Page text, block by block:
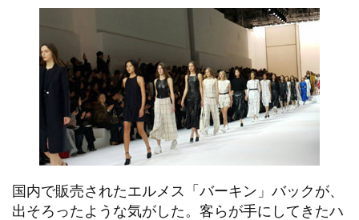
国内で販売されたエルメス「バーキン」バックが、
出そろったような気がした。客らが手にしてきたハ